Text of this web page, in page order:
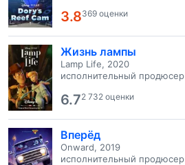
3.8369 оценки
Жизнь лампы
Lamp Life, 2020
исполнительный продюсер
6.72 732 оценки
Вперёд
Onward, 2019
исполнительный продюсер